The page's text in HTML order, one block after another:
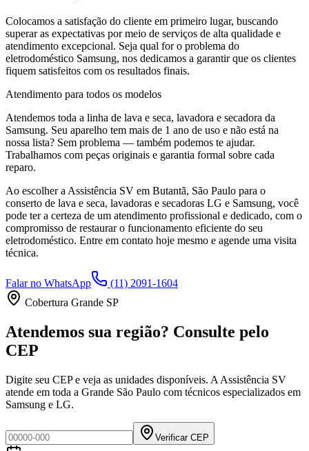
Colocamos a satisfação do cliente em primeiro lugar, buscando
superar as expectativas por meio de serviços de alta qualidade e
atendimento excepcional. Seja qual for o problema do
eletrodoméstico Samsung, nos dedicamos a garantir que os clientes
fiquem satisfeitos com os resultados finais.
Atendimento para todos os modelos
Atendemos toda a linha de lava e seca, lavadora e secadora da
Samsung. Seu aparelho tem mais de 1 ano de uso e não está na
nossa lista? Sem problema — também podemos te ajudar.
Trabalhamos com peças originais e garantia formal sobre cada
reparo.
Ao escolher a Assistência SV em Butantã, São Paulo para o
conserto de lava e seca, lavadoras e secadoras LG e Samsung, você
pode ter a certeza de um atendimento profissional e dedicado, com o
compromisso de restaurar o funcionamento eficiente do seu
eletrodoméstico. Entre em contato hoje mesmo e agende uma visita
técnica.
Falar no WhatsApp
(11) 2091-1604
Cobertura Grande SP
Atendemos sua região? Consulte pelo
CEP
Digite seu CEP e veja as unidades disponíveis. A Assistência SV
atende em toda a Grande São Paulo com técnicos especializados em
Samsung e LG.
Verificar CEP